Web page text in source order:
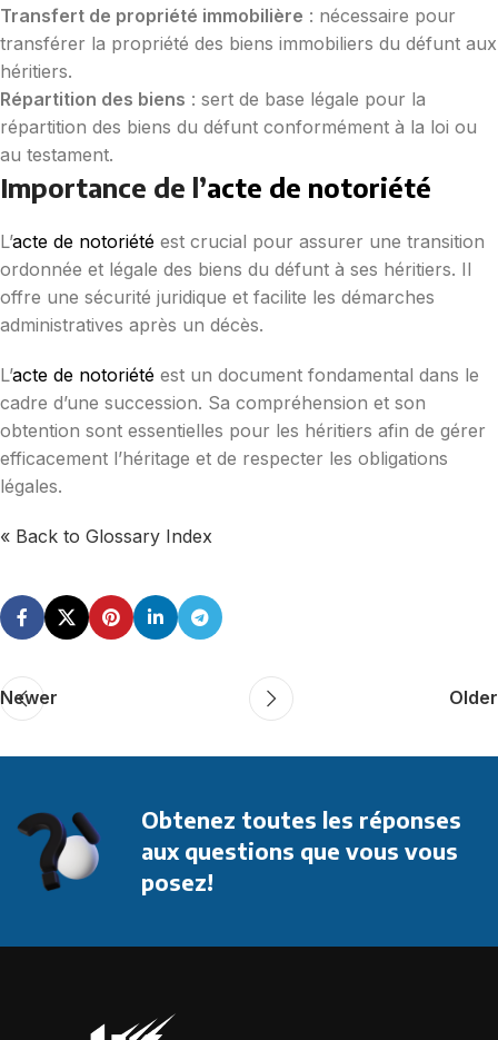
Transfert de propriété immobilière : nécessaire pour
transférer la propriété des biens immobiliers du défunt aux
héritiers.
Répartition des biens : sert de base légale pour la
répartition des biens du défunt conformément à la loi ou
au testament.
Importance de l’acte de notoriété
L’acte de notoriété est crucial pour assurer une transition
ordonnée et légale des biens du défunt à ses héritiers. Il
offre une sécurité juridique et facilite les démarches
administratives après un décès.
L’acte de notoriété est un document fondamental dans le
cadre d’une succession. Sa compréhension et son
obtention sont essentielles pour les héritiers afin de gérer
efficacement l’héritage et de respecter les obligations
légales.
« Back to Glossary Index
Newer Older
Obtenez toutes les réponses
aux questions que vous vous
posez!